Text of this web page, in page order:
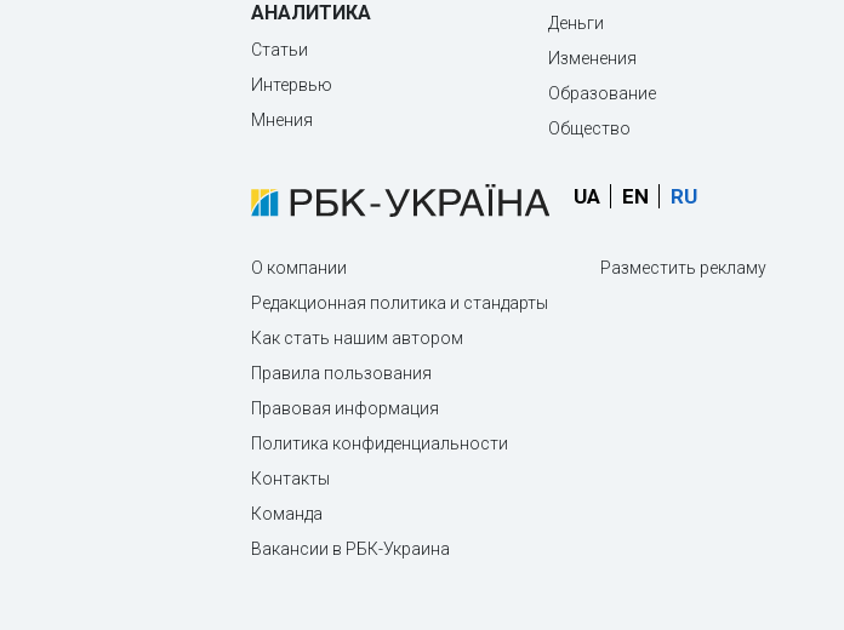
АНАЛИТИКА
Статьи
Интервью
Мнения
Деньги
Изменения
Образование
Общество
UA EN RU
О компании
Редакционная политика и стандарты
Как стать нашим автором
Правила пользования
Правовая информация
Политика конфиденциальности
Контакты
Команда
Вакансии в РБК-Украина
Разместить рекламу